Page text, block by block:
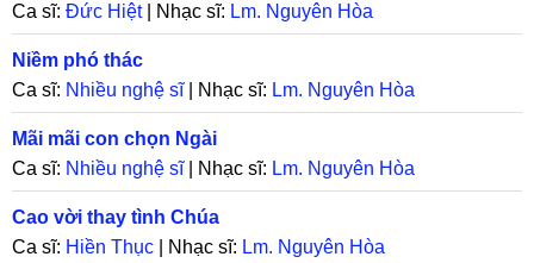
Ca sĩ: Đức Hiệt| Nhạc sĩ: Lm. Nguyên Hòa
Niềm phó thác
Ca sĩ: Nhiều nghệ sĩ| Nhạc sĩ: Lm. Nguyên Hòa
Mãi mãi con chọn Ngài
Ca sĩ: Nhiều nghệ sĩ| Nhạc sĩ: Lm. Nguyên Hòa
Cao vời thay tình Chúa
Ca sĩ: Hiền Thục | Nhạc sĩ: Lm. Nguyên Hòa